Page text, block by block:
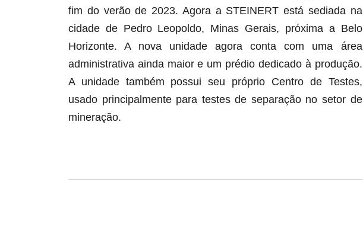
fim do verão de 2023. Agora a STEINERT está sediada na
cidade de Pedro Leopoldo, Minas Gerais, próxima a Belo
Horizonte. A nova unidade agora conta com uma área
administrativa ainda maior e um prédio dedicado à produção.
A unidade também possui seu próprio Centro de Testes,
usado principalmente para testes de separação no setor de
mineração.